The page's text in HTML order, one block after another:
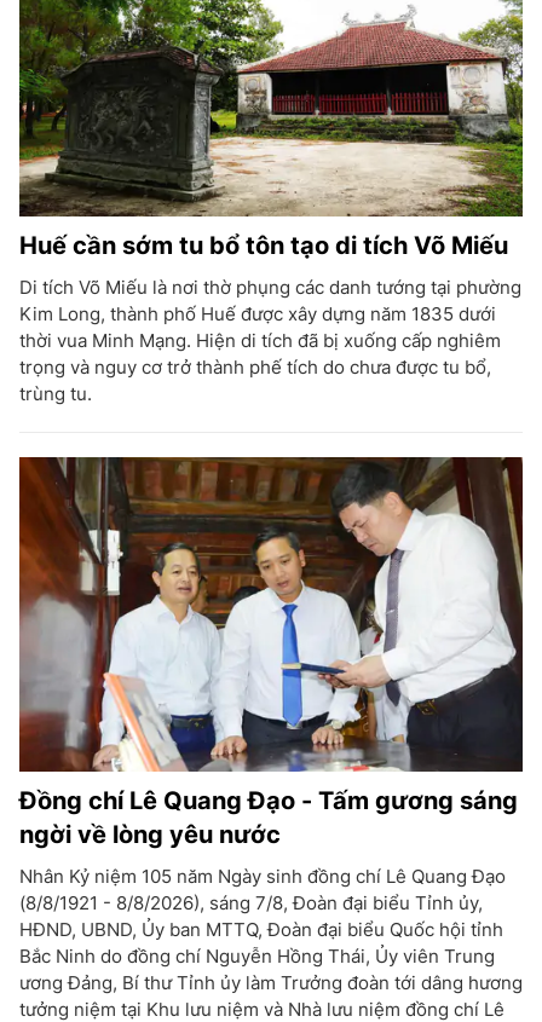
Huế cần sớm tu bổ tôn tạo di tích Võ Miếu
Di tích Võ Miếu là nơi thờ phụng các danh tướng tại phường
Kim Long, thành phố Huế được xây dựng năm 1835 dưới
thời vua Minh Mạng. Hiện di tích đã bị xuống cấp nghiêm
trọng và nguy cơ trở thành phế tích do chưa được tu bổ,
trùng tu.
Đồng chí Lê Quang Đạo - Tấm gương sáng
ngời về lòng yêu nước
Nhân Kỷ niệm 105 năm Ngày sinh đồng chí Lê Quang Đạo
(8/8/1921 - 8/8/2026), sáng 7/8, Đoàn đại biểu Tỉnh ủy,
HĐND, UBND, Ủy ban MTTQ, Đoàn đại biểu Quốc hội tỉnh
Bắc Ninh do đồng chí Nguyễn Hồng Thái, Ủy viên Trung
ương Đảng, Bí thư Tỉnh ủy làm Trưởng đoàn tới dâng hương
tưởng niệm tại Khu lưu niệm và Nhà lưu niệm đồng chí Lê